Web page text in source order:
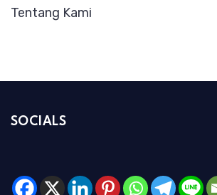
Tentang Kami
SOCIALS